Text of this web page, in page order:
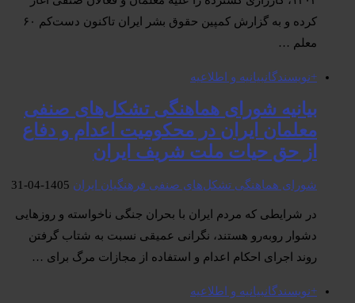
کرده و به گزارش کمپین حقوق بشر ایران تاکنون دست‌کم ۶۰
معلم …
+نویسندگانبیانیە و اطلاعیە
بیانیه شورای هماهنگی تشکل‌های صنفی
معلمان ایران در محکومیت اعدام و دفاع
از حق حیات ملت شریف ایران
شورای هماهنگی تشکل‌های صنفی فرهنگیان ایران 1405-04-31
در شرایطی که مردم ایران با بحران جنگی ناخواسته و روزهایی
دشوار روبه‌رو هستند، نگرانی عمیقی نسبت به شتاب گرفتن
روند اجرای احکام اعدام و استفاده از مجازات مرگ برای …
+نویسندگانبیانیە و اطلاعیە